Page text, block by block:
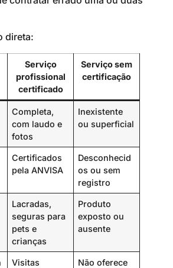
direta:
Serviço
profissional
certificado
Serviço sem
certificação
Completa,
com laudo e
fotos
Inexistente
ou superficial
Certificados
pela ANVISA
Desconhecid
os ou sem
registro
Lacradas,
seguras para
pets e
crianças
Produto
exposto ou
ausente
Visitas
Não oferece